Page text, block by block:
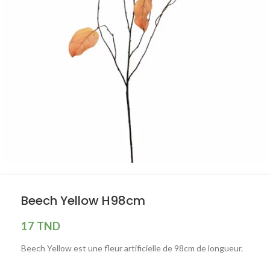
Beech Yellow H98cm
17 TND
Beech Yellow est une fleur artificielle de 98cm de longueur.